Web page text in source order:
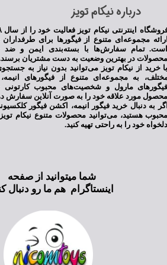
​درباره نیکام تویز
مجموعه‌ای متنوع از فیگورها برای
تمام سفارش‌ها با بسته‌بندی ایمن و ضد
در بهترین وضعیت به دست مشتریان
خرید از نیکام تویز می‌توانید بدون نیاز به
به مجموعه‌ای متنوع از فیگورهای
مارول و شخصیت‌های محبوب
مورد علاقه خود را به صورت آنلاین سفارش
به دنبال خرید فیگور انیمه، اکشن فیگور
هستید، می‌توانید محصولات متنوع نیکام
خود را به راحتی تهیه کنید.
شما میتوانید از صفحه
اینستاگرام هم ما رو دنبال